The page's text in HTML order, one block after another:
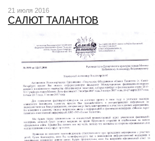
21 июля 2016
САЛЮТ ТАЛАНТОВ